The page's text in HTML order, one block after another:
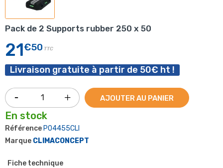
Pack de 2 Supports rubber 250 x 50
21€50 TTC
Livraison gratuite à partir de 50€ ht !
AJOUTER AU PANIER
En stock
Référence P04455CLI
Marque CLIMACONCEPT
Fiche technique